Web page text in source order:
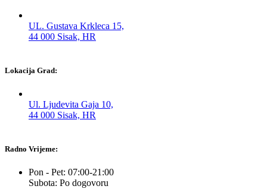
UL. Gustava Krkleca 15,
44 000 Sisak, HR
Lokacija Grad:
Ul. Ljudevita Gaja 10,
44 000 Sisak, HR
Radno Vrijeme:
Pon - Pet: 07:00-21:00
Subota: Po dogovoru